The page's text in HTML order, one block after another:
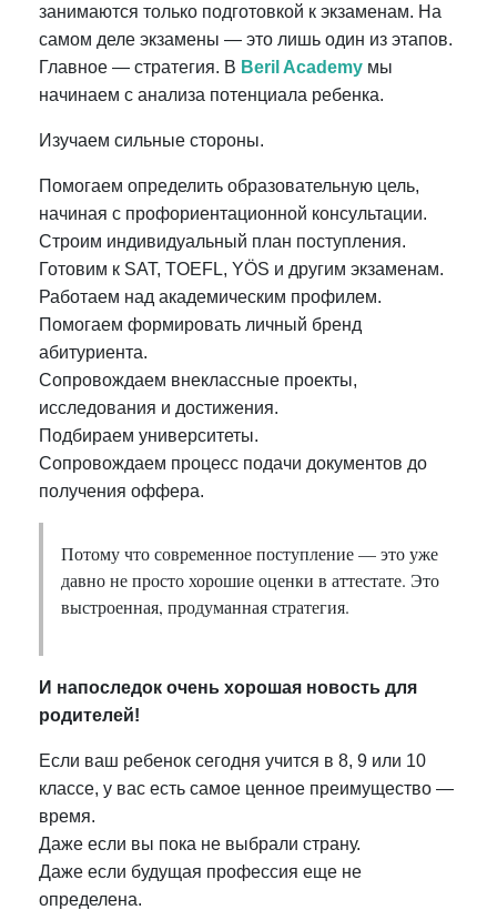
занимаются только подготовкой к экзаменам. На
самом деле экзамены — это лишь один из этапов.
Главное — стратегия. В Beril Academy мы
начинаем с анализа потенциала ребенка.
Изучаем сильные стороны.
Помогаем определить образовательную цель,
начиная с профориентационной консультации.
Строим индивидуальный план поступления.
Готовим к SAT, TOEFL, YÖS и другим экзаменам.
Работаем над академическим профилем.
Помогаем формировать личный бренд
абитуриента.
Сопровождаем внеклассные проекты,
исследования и достижения.
Подбираем университеты.
Сопровождаем процесс подачи документов до
получения оффера.
Потому что современное поступление — это уже
давно не просто хорошие оценки в аттестате. Это
выстроенная, продуманная стратегия.
И напоследок очень хорошая новость для
родителей!
Если ваш ребенок сегодня учится в 8, 9 или 10
классе, у вас есть самое ценное преимущество —
время.
Даже если вы пока не выбрали страну.
Даже если будущая профессия еще не
определена.